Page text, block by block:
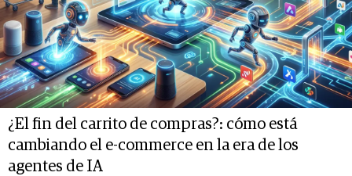
¿El fin del carrito de compras?: cómo está
cambiando el e-commerce en la era de los
agentes de IA